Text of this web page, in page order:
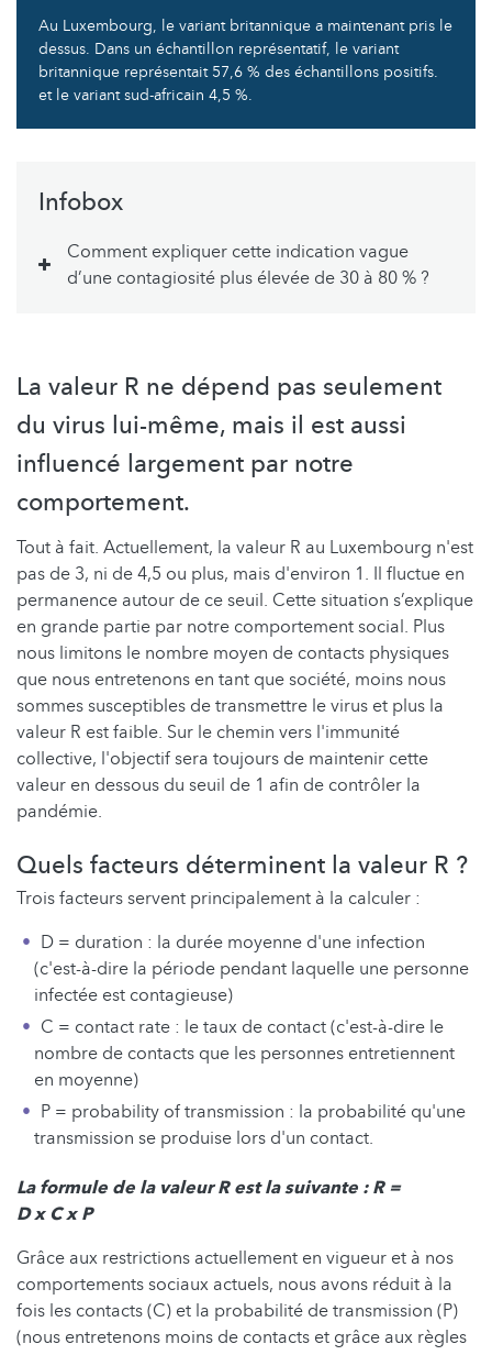
Au Luxembourg, le variant britannique a maintenant pris le
dessus. Dans un échantillon représentatif, le variant
britannique représentait 57,6 % des échantillons positifs.
et le variant sud-africain 4,5 %.
Infobox
Comment expliquer cette indication vague
d’une contagiosité plus élevée de 30 à 80 % ?
La valeur R ne dépend pas seulement
du virus lui-même, mais il est aussi
influencé largement par notre
comportement.
Tout à fait. Actuellement, la valeur R au Luxembourg n'est
pas de 3, ni de 4,5 ou plus, mais d'environ 1. Il fluctue en
permanence autour de ce seuil. Cette situation s’explique
en grande partie par notre comportement social. Plus
nous limitons le nombre moyen de contacts physiques
que nous entretenons en tant que société, moins nous
sommes susceptibles de transmettre le virus et plus la
valeur R est faible. Sur le chemin vers l'immunité
collective, l'objectif sera toujours de maintenir cette
valeur en dessous du seuil de 1 afin de contrôler la
pandémie.
Quels facteurs déterminent la valeur R ?
Trois facteurs servent principalement à la calculer :
D = duration : la durée moyenne d'une infection
(c'est-à-dire la période pendant laquelle une personne
infectée est contagieuse)
C = contact rate : le taux de contact (c'est-à-dire le
nombre de contacts que les personnes entretiennent
en moyenne)
P = probability of transmission : la probabilité qu'une
transmission se produise lors d'un contact.
La formule de la valeur R est la suivante : R =
D x C x P
Grâce aux restrictions actuellement en vigueur et à nos
comportements sociaux actuels, nous avons réduit à la
fois les contacts (C) et la probabilité de transmission (P)
(nous entretenons moins de contacts et grâce aux règles